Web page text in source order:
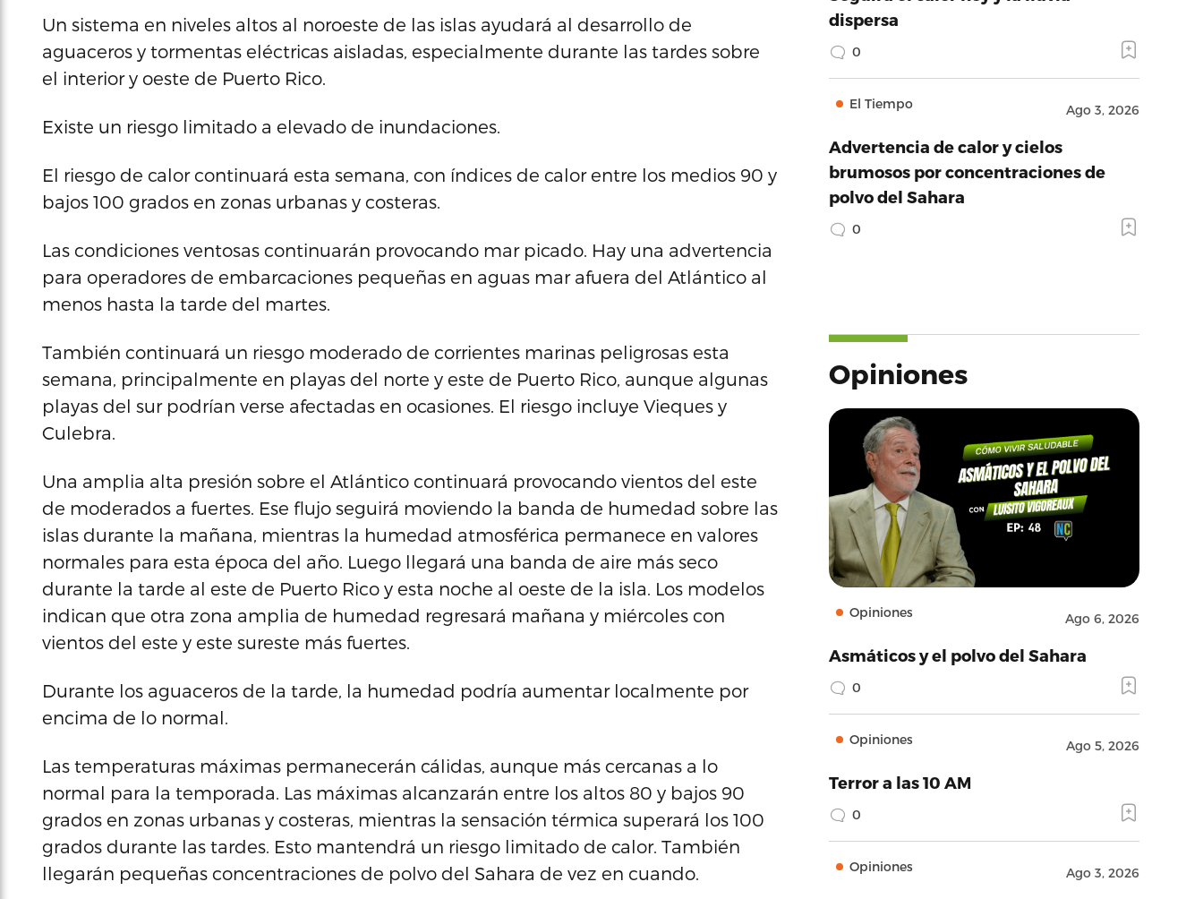
Un sistema en niveles altos al noroeste de las islas ayudará al desarrollo de
aguaceros y tormentas eléctricas aisladas, especialmente durante las tardes sobre
el interior y oeste de Puerto Rico.
Existe un riesgo limitado a elevado de inundaciones.
El riesgo de calor continuará esta semana, con índices de calor entre los medios 90 y
bajos 100 grados en zonas urbanas y costeras.
Las condiciones ventosas continuarán provocando mar picado. Hay una advertencia
para operadores de embarcaciones pequeñas en aguas mar afuera del Atlántico al
menos hasta la tarde del martes.
También continuará un riesgo moderado de corrientes marinas peligrosas esta
semana, principalmente en playas del norte y este de Puerto Rico, aunque algunas
playas del sur podrían verse afectadas en ocasiones. El riesgo incluye Vieques y
Culebra.
Una amplia alta presión sobre el Atlántico continuará provocando vientos del este
de moderados a fuertes. Ese flujo seguirá moviendo la banda de humedad sobre las
islas durante la mañana, mientras la humedad atmosférica permanece en valores
normales para esta época del año. Luego llegará una banda de aire más seco
durante la tarde al este de Puerto Rico y esta noche al oeste de la isla. Los modelos
indican que otra zona amplia de humedad regresará mañana y miércoles con
vientos del este y este sureste más fuertes.
Durante los aguaceros de la tarde, la humedad podría aumentar localmente por
encima de lo normal.
Las temperaturas máximas permanecerán cálidas, aunque más cercanas a lo
normal para la temporada. Las máximas alcanzarán entre los altos 80 y bajos 90
grados en zonas urbanas y costeras, mientras la sensación térmica superará los 100
grados durante las tardes. Esto mantendrá un riesgo limitado de calor. También
llegarán pequeñas concentraciones de polvo del Sahara de vez en cuando.
dispersa
0
El Tiempo Ago 3, 2026
Advertencia de calor y cielos
brumosos por concentraciones de
polvo del Sahara
0
Opiniones
Opiniones Ago 6, 2026
Asmáticos y el polvo del Sahara
0
Opiniones Ago 5, 2026
Terror a las 10 AM
0
Opiniones Ago 3, 2026